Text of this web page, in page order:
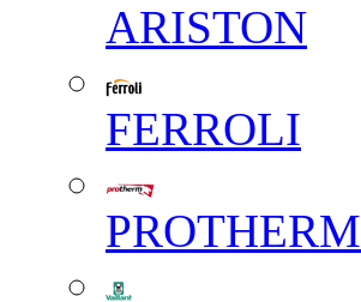
ARISTON
FERROLI
PROTHERM